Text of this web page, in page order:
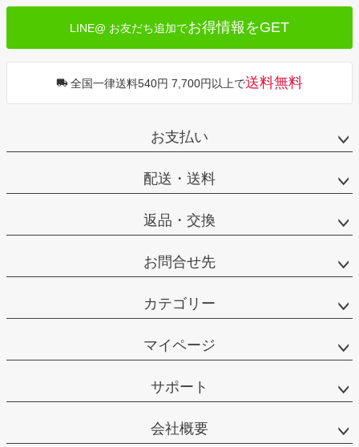
LINE@ お友だち追加でお得情報をGET
全国一律送料540円 7,700円以上で送料無料
お支払い
配送・送料
返品・交換
お問合せ先
カテゴリー
マイページ
サポート
会社概要